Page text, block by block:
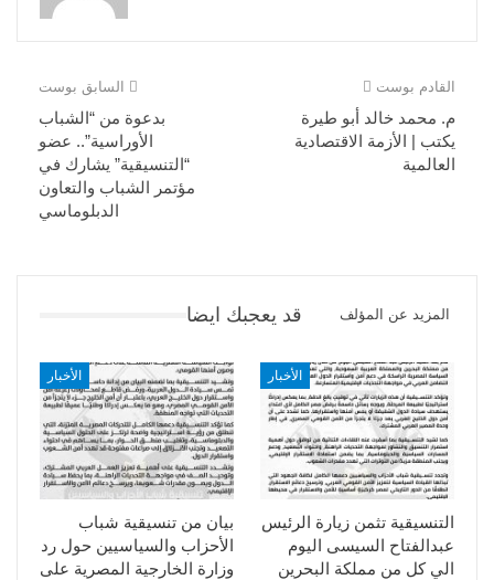
السابق بوست
بدعوة من “الشباب
الأوراسية”.. عضو
“التنسيقية” يشارك في
مؤتمر الشباب والتعاون
الدبلوماسي
القادم بوست
م. محمد خالد أبو طيرة
يكتب | الأزمة الاقتصادية
العالمية
قد يعجبك ايضا المزيد عن المؤلف
الأخبار
بيان من تنسيقية شباب
الأحزاب والسياسيين حول رد
وزارة الخارجية المصرية على
الأخبار
التنسيقية تثمن زيارة الرئيس
عبدالفتاح السيسى اليوم
الي كل من مملكة البحرين